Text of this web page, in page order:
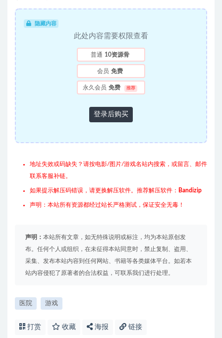
隐藏内容
此处内容需要权限查看
普通 10资源骨
会员 免费
永久会员 免费 推荐
登录后购买
地址失效或码缺失？请按电影/图片/游戏名站内搜索，或留言、邮件
联系客服补链。
如果提示解压码错误，请更换解压软件。推荐解压软件： Bandizip
声明：本站所有资源都经过站长严格测试，保证安全无毒！
声明： 本站所有文章，如无特殊说明或标注，均为本站原创发
布。任何个人或组织，在未征得本站同意时，禁止复制、盗用、
采集、发布本站内容到任何网站、书籍等各类媒体平台。如若本
站内容侵犯了原著者的合法权益，可联系我们进行处理。
医院 游戏
打赏 收藏 海报 链接